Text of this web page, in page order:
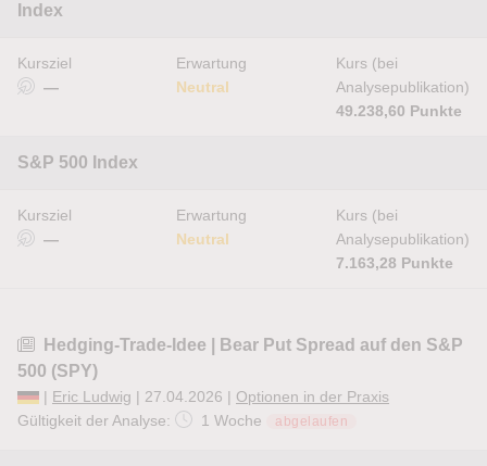
Index
Kursziel
—
Erwartung
Neutral
Kurs (bei
Analysepublikation)
49.238,60 Punkte
S&P 500 Index
Kursziel
—
Erwartung
Neutral
Kurs (bei
Analysepublikation)
7.163,28 Punkte
Hedging-Trade-Idee | Bear Put Spread auf den S&P
500 (SPY)
| Eric Ludwig | 27.04.2026 | Optionen in der Praxis
Gültigkeit der Analyse:
1 Woche abgelaufen